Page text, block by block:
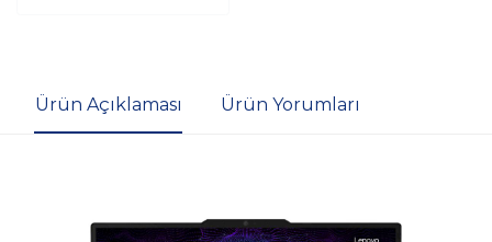
Ürün Açıklaması Ürün Yorumları